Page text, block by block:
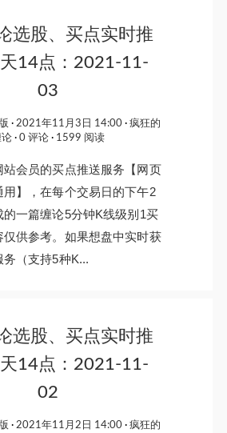
选股、买点实时推
14点：2021-11-
03
2021年11月3日 14:00
疯狂的
论
0 评论 1599 阅读
站会员的买点推送服务【网页
用】，在每个交易日的下午2
的一篇缠论5分钟K线级别1买
仅供参考。如果想盘中实时获
（支持5种K...
选股、买点实时推
14点：2021-11-
02
2021年11月2日 14:00
疯狂的